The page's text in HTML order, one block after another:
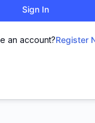
Sign In
an account?Register